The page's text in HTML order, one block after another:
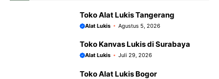
Toko Alat Lukis Tangerang
Alat Lukis Agustus 5, 2026
Toko Kanvas Lukis di Surabaya
Alat Lukis Juli 29, 2026
Toko Alat Lukis Bogor